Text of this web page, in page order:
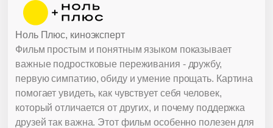
Фильм простым и понятным языком показывает
важные подростковые переживания - дружбу,
первую симпатию, обиду и умение прощать. Картина
помогает увидеть, как чувствует себя человек,
который отличается от других, и почему поддержка
друзей так важна. Этот фильм особенно полезен для
Ноль Плюс, киноэксперт